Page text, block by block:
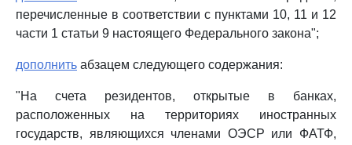
перечисленные в соответствии с пунктами 10, 11 и 12
части 1 статьи 9 настоящего Федерального закона";
дополнить абзацем следующего содержания:
"На счета резидентов, открытые в банках,
расположенных на территориях иностранных
государств, являющихся членами ОЭСР или ФАТФ,